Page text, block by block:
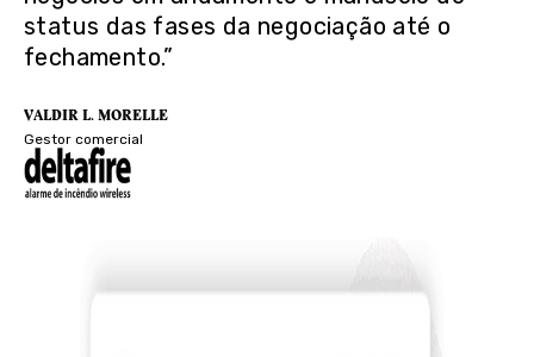
status das fases da negociação até o
fechamento.”
VALDIR L. MORELLE
Gestor comercial